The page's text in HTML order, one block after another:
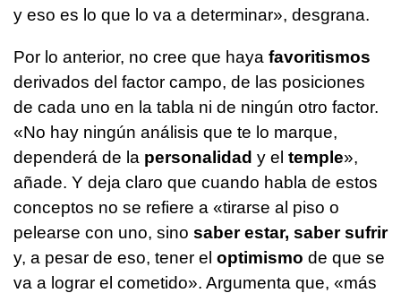
y eso es lo que lo va a determinar», desgrana.
Por lo anterior, no cree que haya favoritismos
derivados del factor campo, de las posiciones
de cada uno en la tabla ni de ningún otro factor.
«No hay ningún análisis que te lo marque,
dependerá de la personalidad y el temple»,
añade. Y deja claro que cuando habla de estos
conceptos no se refiere a «tirarse al piso o
pelearse con uno, sino saber estar, saber sufrir
y, a pesar de eso, tener el optimismo de que se
va a lograr el cometido». Argumenta que, «más